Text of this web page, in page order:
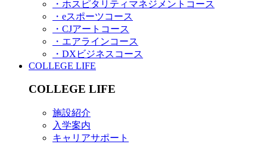
・ホスピタリティマネジメントコース
・eスポーツコース
・CJアートコース
・エアラインコース
・DXビジネスコース
COLLEGE LIFE
COLLEGE LIFE
施設紹介
入学案内
キャリアサポート